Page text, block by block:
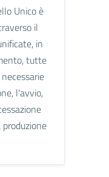
Unico è
il
in
tutte
l'avvio,